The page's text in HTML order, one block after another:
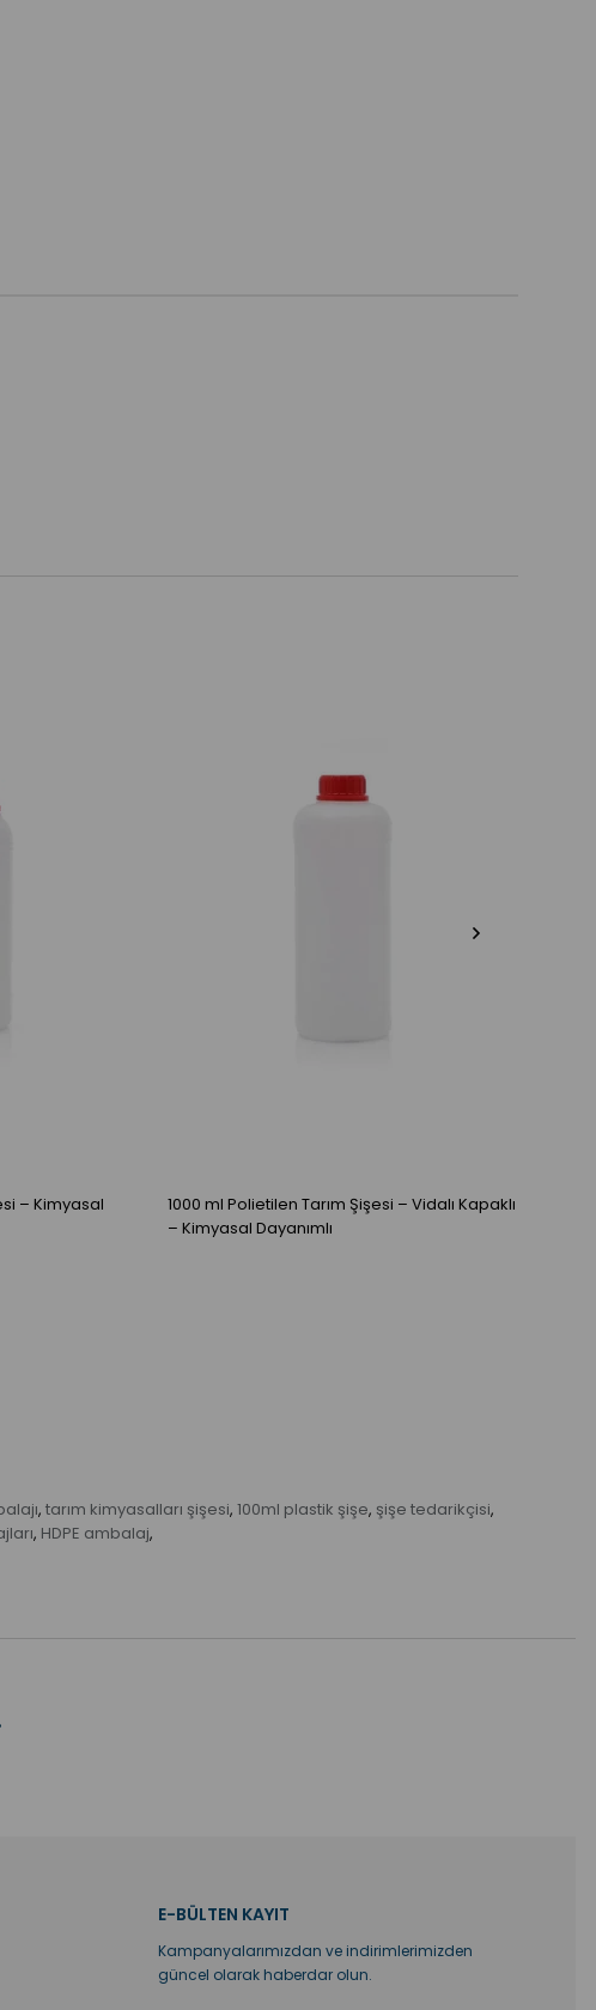
– Kimyasal
1000 ml Polietilen Tarım Şişesi – Vidalı Kapaklı
– Kimyasal Dayanımlı
, tarım kimyasalları şişesi, 100ml plastik şişe, şişe tedarikçisi,
, HDPE ambalaj,
E-BÜLTEN KAYIT
Kampanyalarımızdan ve indirimlerimizden
güncel olarak haberdar olun.